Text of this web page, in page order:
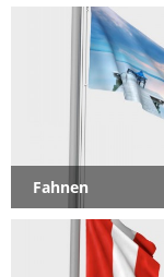
Fahnen